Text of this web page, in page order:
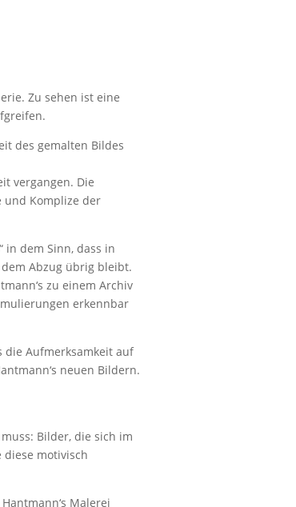
Zu sehen ist eine
des gemalten Bildes
vergangen. Die
und Komplize der
dem Sinn, dass in
Abzug übrig bleibt.
zu einem Archiv
erkennbar
die Aufmerksamkeit auf
neuen Bildern.
Bilder, die sich im
motivisch
Malerei